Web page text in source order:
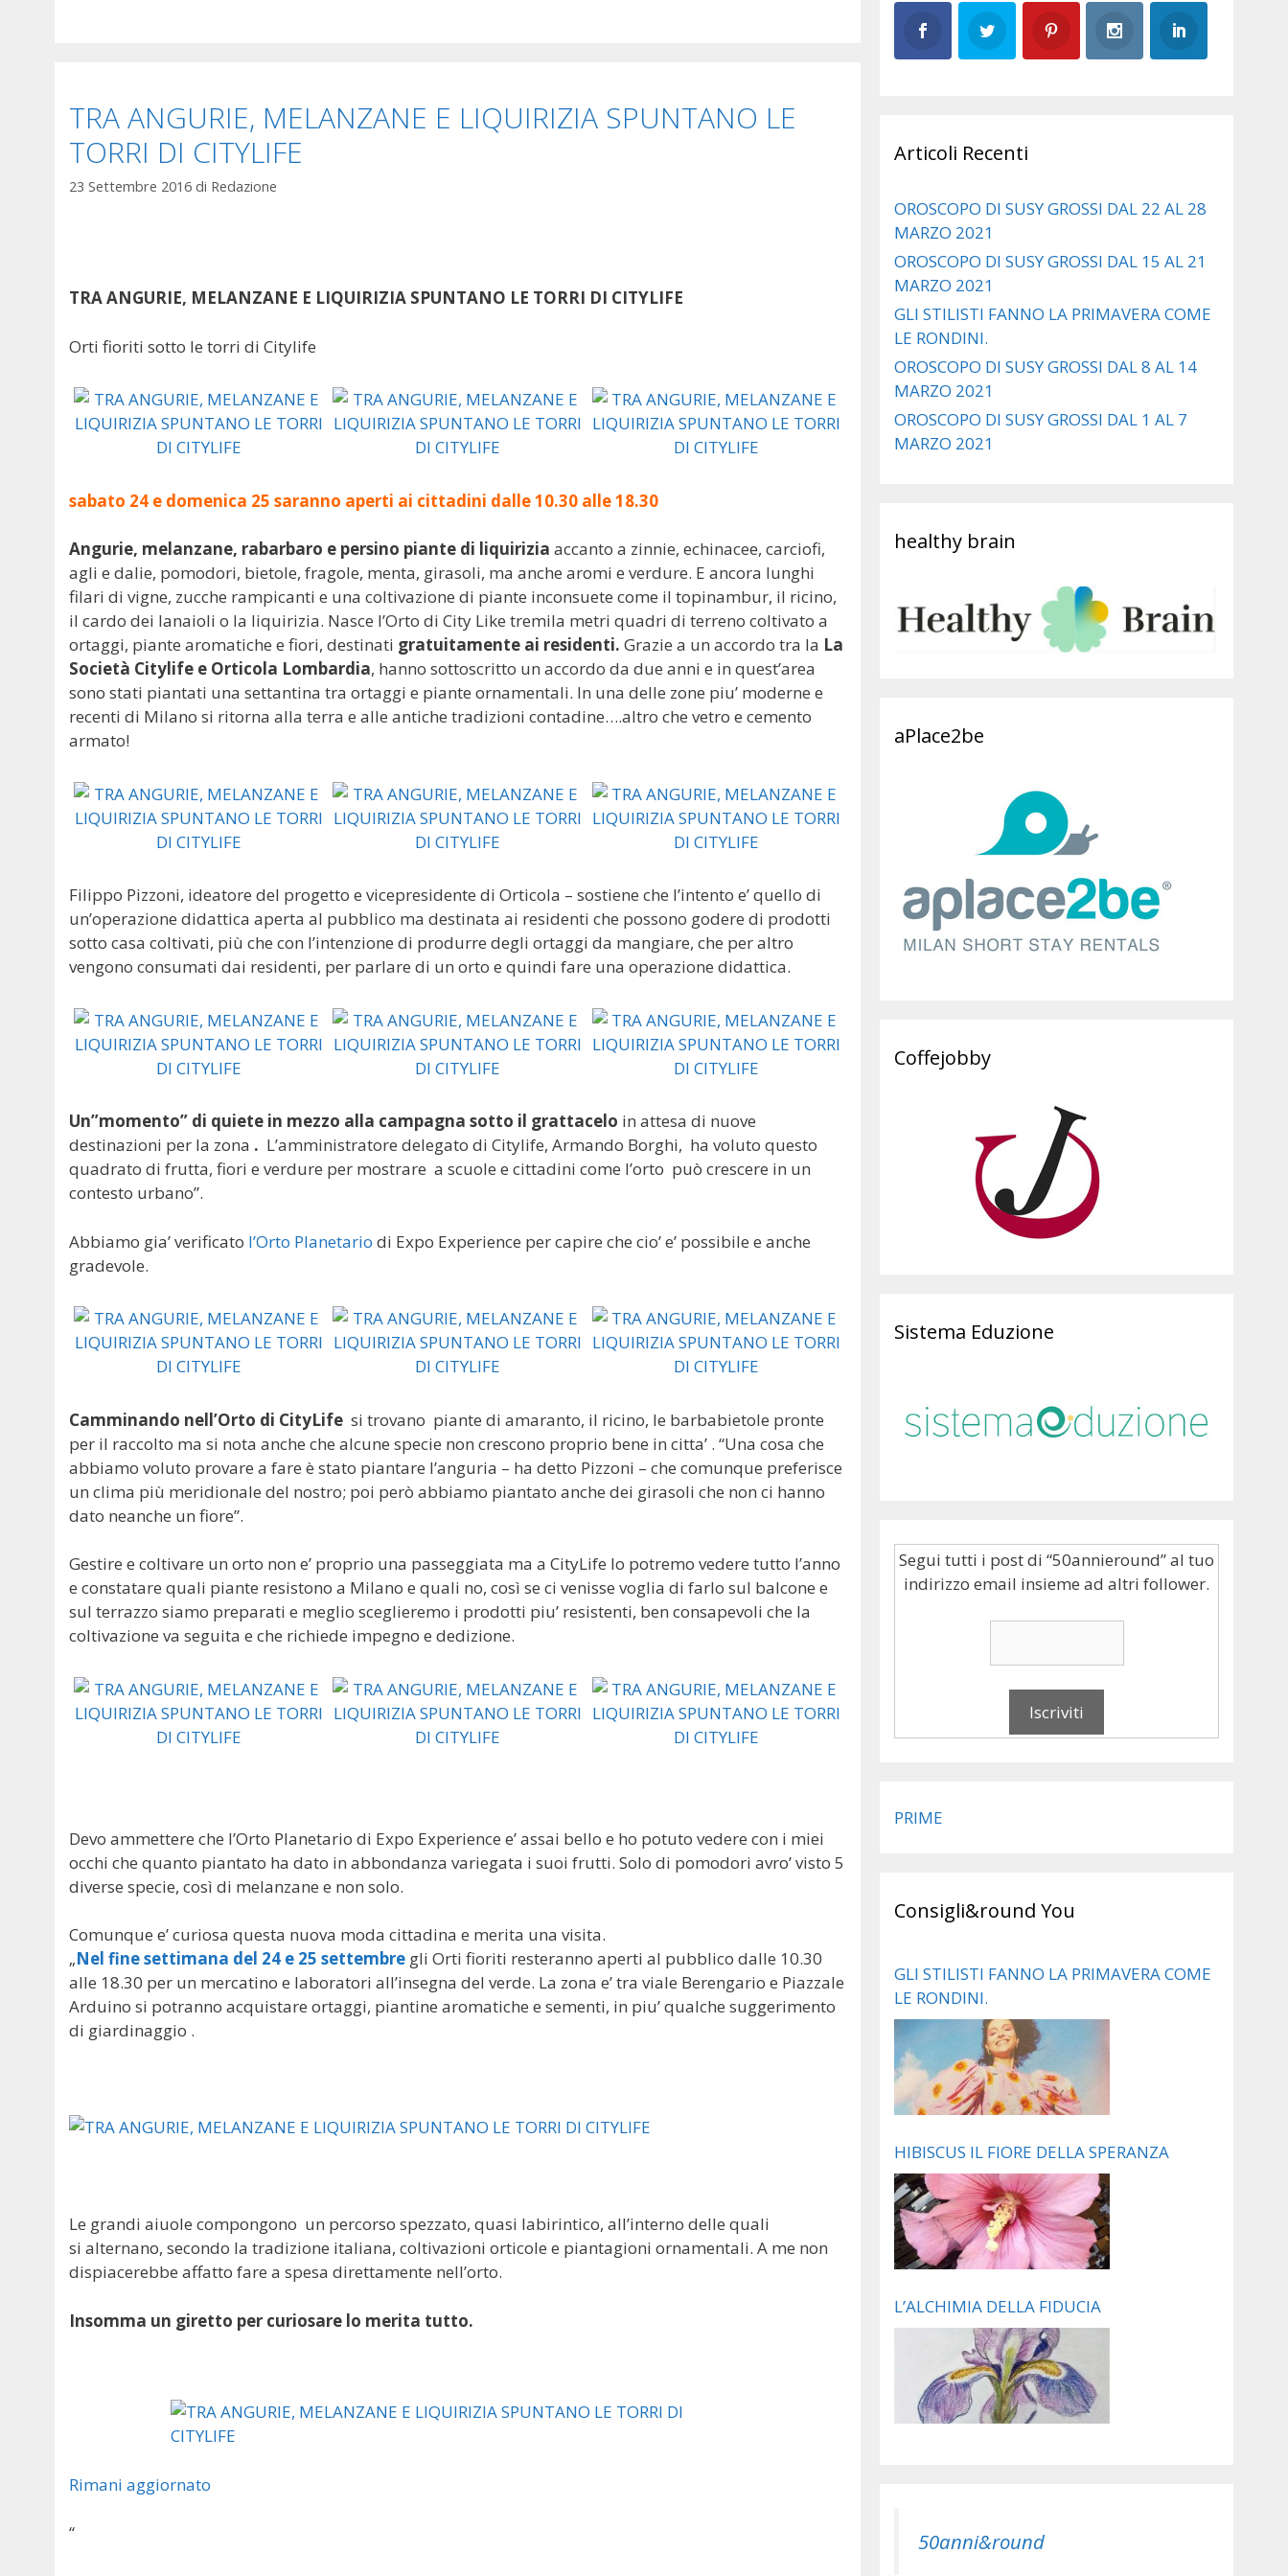
TRA ANGURIE, MELANZANE E LIQUIRIZIA SPUNTANO LE
TORRI DI CITYLIFE
23 Settembre 2016 di Redazione
TRA ANGURIE, MELANZANE E LIQUIRIZIA SPUNTANO LE TORRI DI CITYLIFE
Orti fioriti sotto le torri di Citylife
sabato 24 e domenica 25 saranno aperti ai cittadini dalle 10.30 alle 18.30
Angurie, melanzane, rabarbaro e persino piante di liquirizia accanto a zinnie, echinacee, carciofi,
agli e dalie, pomodori, bietole, fragole, menta, girasoli, ma anche aromi e verdure. E ancora lunghi
filari di vigne, zucche rampicanti e una coltivazione di piante inconsuete come il topinambur, il ricino,
il cardo dei lanaioli o la liquirizia. Nasce l’Orto di City Like tremila metri quadri di terreno coltivato a
ortaggi, piante aromatiche e fiori, destinati gratuitamente ai residenti. Grazie a un accordo tra la La
Società Citylife e Orticola Lombardia, hanno sottoscritto un accordo da due anni e in quest’area
sono stati piantati una settantina tra ortaggi e piante ornamentali. In una delle zone piu’ moderne e
recenti di Milano si ritorna alla terra e alle antiche tradizioni contadine….altro che vetro e cemento
armato!
Filippo Pizzoni, ideatore del progetto e vicepresidente di Orticola – sostiene che l’intento e’ quello di
un’operazione didattica aperta al pubblico ma destinata ai residenti che possono godere di prodotti
sotto casa coltivati, più che con l’intenzione di produrre degli ortaggi da mangiare, che per altro
vengono consumati dai residenti, per parlare di un orto e quindi fare una operazione didattica.
Un”momento” di quiete in mezzo alla campagna sotto il grattacelo in attesa di nuove
destinazioni per la zona . L’amministratore delegato di Citylife, Armando Borghi, ha voluto questo
quadrato di frutta, fiori e verdure per mostrare a scuole e cittadini come l’orto può crescere in un
contesto urbano”.
Abbiamo gia’ verificato l’Orto Planetario di Expo Experience per capire che cio’ e’ possibile e anche
gradevole.
Camminando nell’Orto di CityLife si trovano piante di amaranto, il ricino, le barbabietole pronte
per il raccolto ma si nota anche che alcune specie non crescono proprio bene in citta’ . “Una cosa che
abbiamo voluto provare a fare è stato piantare l’anguria – ha detto Pizzoni – che comunque preferisce
un clima più meridionale del nostro; poi però abbiamo piantato anche dei girasoli che non ci hanno
dato neanche un fiore”.
Gestire e coltivare un orto non e’ proprio una passeggiata ma a CityLife lo potremo vedere tutto l’anno
e constatare quali piante resistono a Milano e quali no, così se ci venisse voglia di farlo sul balcone e
sul terrazzo siamo preparati e meglio sceglieremo i prodotti piu’ resistenti, ben consapevoli che la
coltivazione va seguita e che richiede impegno e dedizione.
Devo ammettere che l’Orto Planetario di Expo Experience e’ assai bello e ho potuto vedere con i miei
occhi che quanto piantato ha dato in abbondanza variegata i suoi frutti. Solo di pomodori avro’ visto 5
diverse specie, così di melanzane e non solo.
Comunque e’ curiosa questa nuova moda cittadina e merita una visita.
„Nel fine settimana del 24 e 25 settembre gli Orti fioriti resteranno aperti al pubblico dalle 10.30
alle 18.30 per un mercatino e laboratori all’insegna del verde. La zona e’ tra viale Berengario e Piazzale
Arduino si potranno acquistare ortaggi, piantine aromatiche e sementi, in piu’ qualche suggerimento
di giardinaggio .
Le grandi aiuole compongono un percorso spezzato, quasi labirintico, all’interno delle quali
si alternano, secondo la tradizione italiana, coltivazioni orticole e piantagioni ornamentali. A me non
dispiacerebbe affatto fare a spesa direttamente nell’orto.
Insomma un giretto per curiosare lo merita tutto.
Rimani aggiornato
“
Articoli Recenti
OROSCOPO DI SUSY GROSSI DAL 22 AL 28
MARZO 2021
OROSCOPO DI SUSY GROSSI DAL 15 AL 21
MARZO 2021
GLI STILISTI FANNO LA PRIMAVERA COME
LE RONDINI.
OROSCOPO DI SUSY GROSSI DAL 8 AL 14
MARZO 2021
OROSCOPO DI SUSY GROSSI DAL 1 AL 7
MARZO 2021
healthy brain
aPlace2be
Coffejobby
Sistema Eduzione
Segui tutti i post di “50annieround” al tuo
indirizzo email insieme ad altri follower.
PRIME
Consigli&round You
GLI STILISTI FANNO LA PRIMAVERA COME
LE RONDINI.
HIBISCUS IL FIORE DELLA SPERANZA
L’ALCHIMIA DELLA FIDUCIA
50anni&round